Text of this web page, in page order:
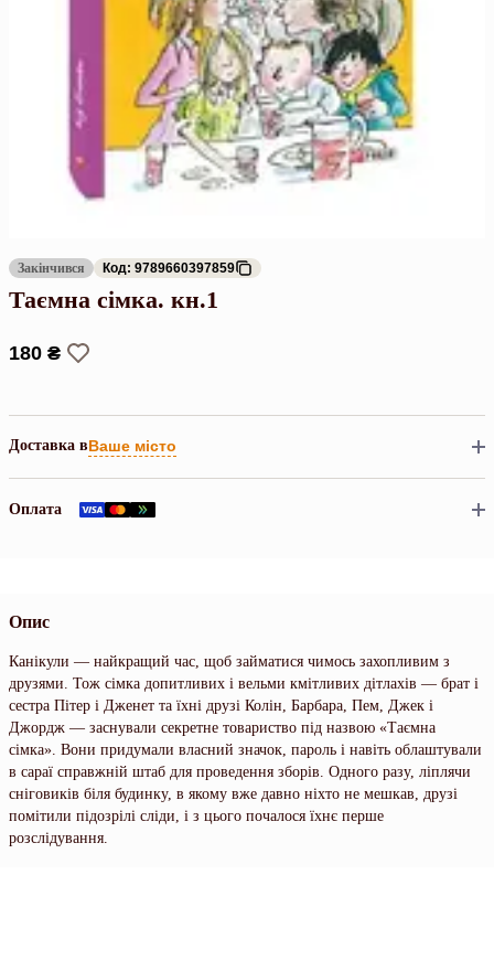
Закінчився Код: 9789660397859
Таємна сімка. кн.1
180 ₴
Доставка вВаше місто
Оплата
Опис
Канікули — найкращий час, щоб займатися чимось захопливим з
друзями. Тож сімка допитливих і вельми кмітливих дітлахів — брат і
сестра Пітер і Дженет та їхні друзі Колін, Барбара, Пем, Джек і
Джордж — заснували секретне товариство під назвою «Таємна
сімка». Вони придумали власний значок, пароль і навіть облаштували
в сараї справжній штаб для проведення зборів. Одного разу, ліплячи
сніговиків біля будинку, в якому вже давно ніхто не мешкав, друзі
помітили підозрілі сліди, і з цього почалося їхнє перше
розслідування.